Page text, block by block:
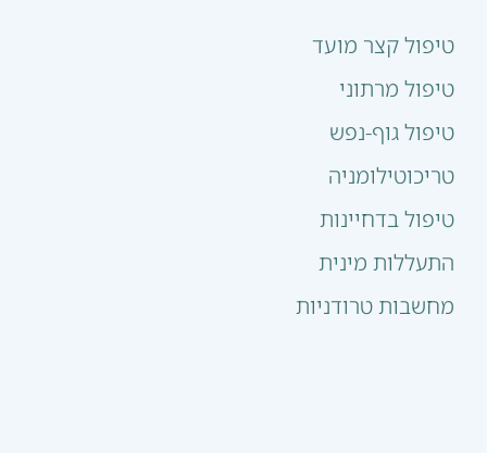
טיפול קצר מועד
טיפול מרתוני
טיפול גוף-נפש
טריכוטילומניה
טיפול בדחיינות
התעללות מינית
מחשבות טרודניות